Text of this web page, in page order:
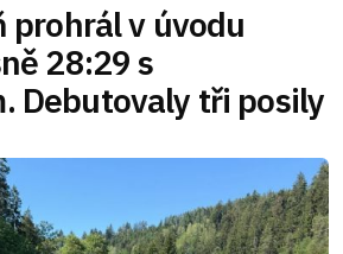
prohrál v úvodu
28:29 s
Debutovaly tři posily